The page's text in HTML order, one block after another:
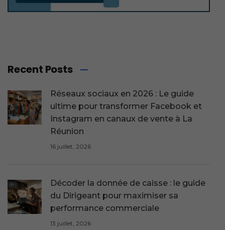
Recent Posts
Réseaux sociaux en 2026 : Le guide
ultime pour transformer Facebook et
Instagram en canaux de vente à La
Réunion
16 juillet, 2026
Décoder la donnée de caisse : le guide
du Dirigeant pour maximiser sa
performance commerciale
13 juillet, 2026